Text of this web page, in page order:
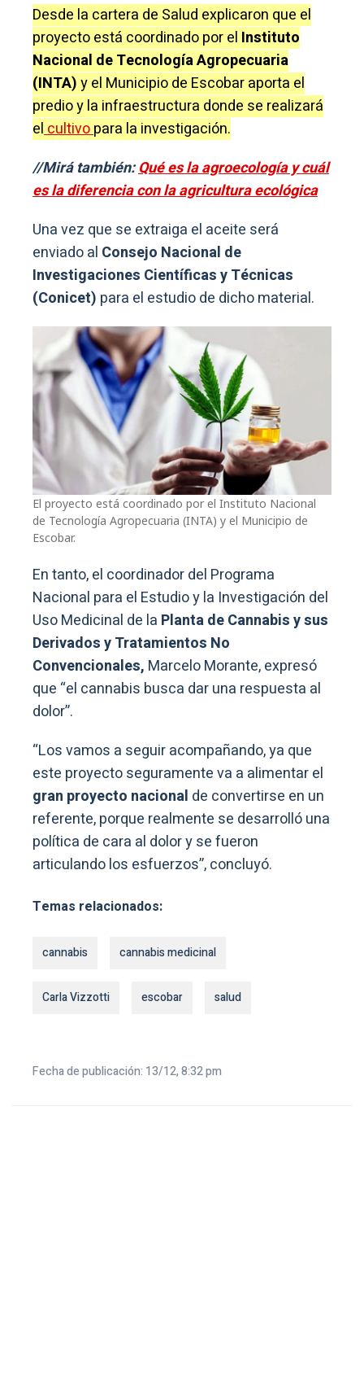
Desde la cartera de Salud explicaron que el
proyecto está coordinado por el Instituto
Nacional de Tecnología Agropecuaria
(INTA)y el Municipio de Escobar aporta el
predio y la infraestructura donde se realizará
elcultivopara la investigación.
//Mirá también:Qué es la agroecología y cuál
es la diferencia con la agricultura ecológica
Una vez que se extraiga el aceite será
enviado al Consejo Nacional de
Investigaciones Científicas y Técnicas
(Conicet) para el estudio de dicho material.
El proyecto está coordinado por el Instituto Nacional
de Tecnología Agropecuaria (INTA) y el Municipio de
Escobar.
En tanto, el coordinador del Programa
Nacional para el Estudio y la Investigación del
Uso Medicinal de la Planta de Cannabis y sus
Derivados y Tratamientos No
Convencionales, Marcelo Morante, expresó
que “el cannabis busca dar una respuesta al
dolor”.
“Los vamos a seguir acompañando, ya que
este proyecto seguramente va a alimentar el
gran proyecto nacional de convertirse en un
referente, porque realmente se desarrolló una
política de cara al dolor y se fueron
articulando los esfuerzos”, concluyó.
Temas relacionados:
cannabis cannabis medicinal
Carla Vizzotti escobar salud
Fecha de publicación: 13/12, 8:32 pm